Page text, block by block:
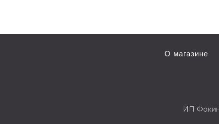
О магазине
ИП